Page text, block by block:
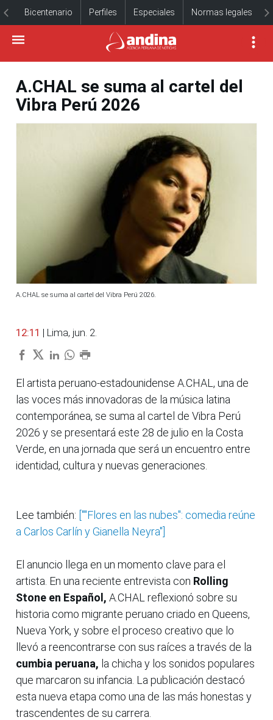
Bicentenario Perfiles Especiales Normas legales
A.CHAL se suma al cartel del
Vibra Perú 2026
A.CHAL se suma al cartel del Vibra Perú 2026.
12:11 | Lima, jun. 2.
El artista peruano-estadounidense A.CHAL, una de
las voces más innovadoras de la música latina
contemporánea, se suma al cartel de Vibra Perú
2026 y se presentará este 28 de julio en la Costa
Verde, en una jornada que será un encuentro entre
identidad, cultura y nuevas generaciones.
Lee también: [""Flores en las nubes": comedia reúne
a Carlos Carlín y Gianella Neyra"]
El anuncio llega en un momento clave para el
artista. En una reciente entrevista con Rolling
Stone en Español, A.CHAL reflexionó sobre su
historia como migrante peruano criado en Queens,
Nueva York, y sobre el proceso creativo que lo
llevó a reencontrarse con sus raíces a través de la
cumbia peruana, la chicha y los sonidos populares
que marcaron su infancia. La publicación destacó
esta nueva etapa como una de las más honestas y
trascendentes de su carrera.